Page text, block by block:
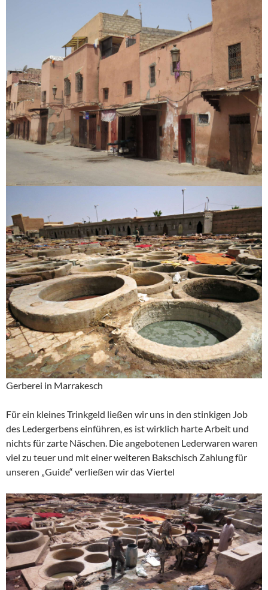
Gerberei in Marrakesch
Für ein kleines Trinkgeld ließen wir uns in den stinkigen Job
des Ledergerbens einführen, es ist wirklich harte Arbeit und
nichts für zarte Näschen. Die angebotenen Lederwaren waren
viel zu teuer und mit einer weiteren Bakschisch Zahlung für
unseren „Guide“ verließen wir das Viertel